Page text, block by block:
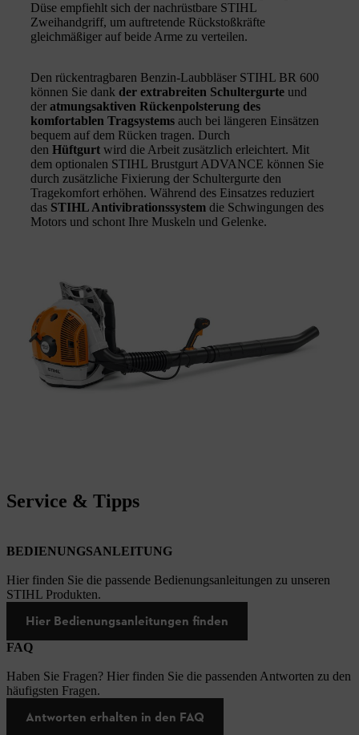
Düse empfiehlt sich der nachrüstbare STIHL
Zweihandgriff, um auftretende Rückstoßkräfte
gleichmäßiger auf beide Arme zu verteilen.
Den rückentragbaren Benzin-Laubbläser STIHL BR 600
können Sie dank der extrabreiten Schultergurte und
der atmungsaktiven Rückenpolsterung des
komfortablen Tragsystems auch bei längeren Einsätzen
bequem auf dem Rücken tragen. Durch
den Hüftgurt wird die Arbeit zusätzlich erleichtert. Mit
dem optionalen STIHL Brustgurt ADVANCE können Sie
durch zusätzliche Fixierung der Schultergurte den
Tragekomfort erhöhen. Während des Einsatzes reduziert
das STIHL Antivibrationssystem die Schwingungen des
Motors und schont Ihre Muskeln und Gelenke.
Service & Tipps
BEDIENUNGSANLEITUNG
Hier finden Sie die passende Bedienungsanleitungen zu unseren
STIHL Produkten.
Hier Bedienungsanleitungen finden
FAQ
Haben Sie Fragen? Hier finden Sie die passenden Antworten zu den
häufigsten Fragen.
Antworten erhalten in den FAQ